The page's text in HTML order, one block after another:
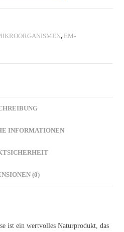
, EM-
INFORMATIONEN
(0)
ist ein wertvolles Naturprodukt, das